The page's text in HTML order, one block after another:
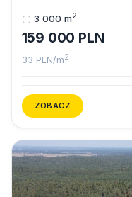
3 000 m2
159 000 PLN
33 PLN/m2
ZOBACZ